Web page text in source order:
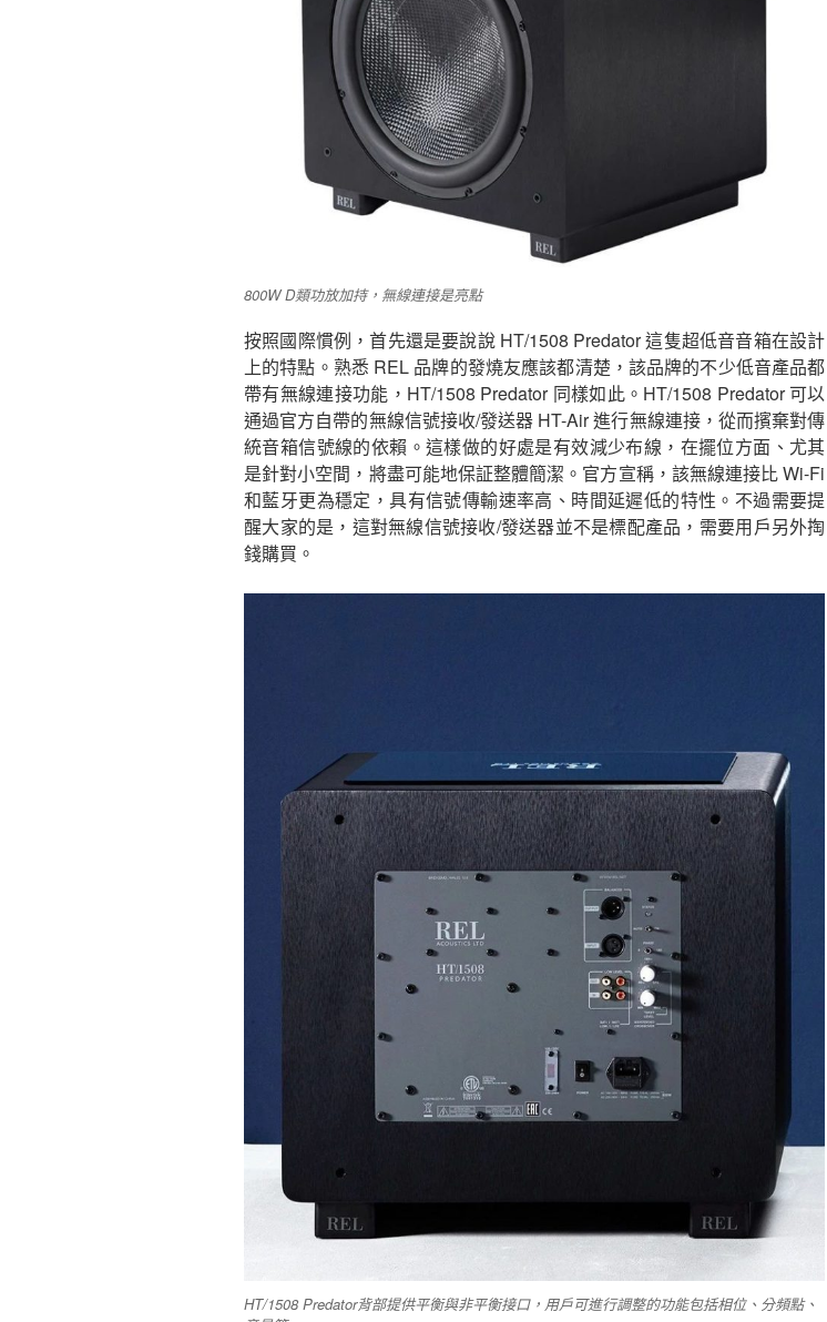
800W D類功放加持，無線連接是亮點
按照國際慣例，首先還是要說說 HT/1508 Predator 這隻超低音音箱在設計
上的特點。熟悉 REL 品牌的發燒友應該都清楚，該品牌的不少低音產品都
帶有無線連接功能，HT/1508 Predator 同樣如此。HT/1508 Predator 可以
通過官方自帶的無線信號接收/發送器 HT-Air 進行無線連接，從而擯棄對傳
統音箱信號線的依賴。這樣做的好處是有效減少布線，在擺位方面、尤其
是針對小空間，將盡可能地保証整體簡潔。官方宣稱，該無線連接比 Wi-Fi
和藍牙更為穩定，具有信號傳輸速率高、時間延遲低的特性。不過需要提
醒大家的是，這對無線信號接收/發送器並不是標配產品，需要用戶另外掏
錢購買。
HT/1508 Predator背部提供平衡與非平衡接口，用戶可進行調整的功能包括相位、分頻點、